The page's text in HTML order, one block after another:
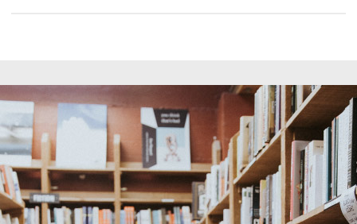
Kursbereiche
Gesundheit